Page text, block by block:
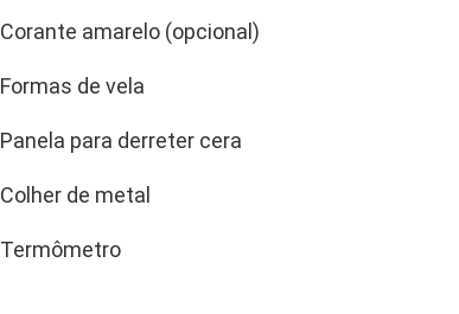
Corante amarelo (opcional)
Formas de vela
Panela para derreter cera
Colher de metal
Termômetro